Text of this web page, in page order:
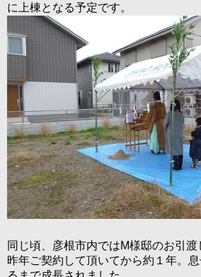
に上棟となる予定です。
同じ頃、彦根市内ではM様邸のお引渡
昨年ご契約して頂いてから約１年。